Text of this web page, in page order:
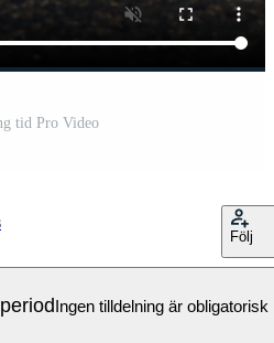
tid Pro Video
Följ
Ingen tilldelning är obligatorisk